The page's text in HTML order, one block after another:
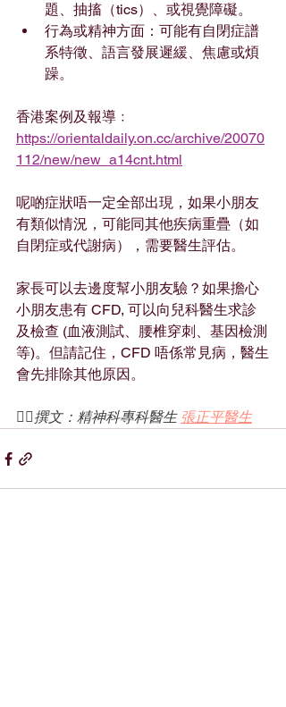
題、抽搐（tics）、或視覺障礙。
行為或精神方面：可能有自閉症譜
系特徵、語言發展遲緩、焦慮或煩
躁。
香港案例及報導﹕
https://orientaldaily.on.cc/archive/20070
112/new/new_a14cnt.html
呢啲症狀唔一定全部出現，如果小朋友
有類似情況，可能同其他疾病重疊（如
自閉症或代謝病），需要醫生評估。
家長可以去邊度幫小朋友驗？如果擔心
小朋友患有 CFD, 可以向兒科醫生求診
及檢查 (血液測試、腰椎穿刺、基因檢測
等)。但請記住，CFD 唔係常見病，醫生
會先排除其他原因。
✍🏻撰文：精神科專科醫生 張正平醫生